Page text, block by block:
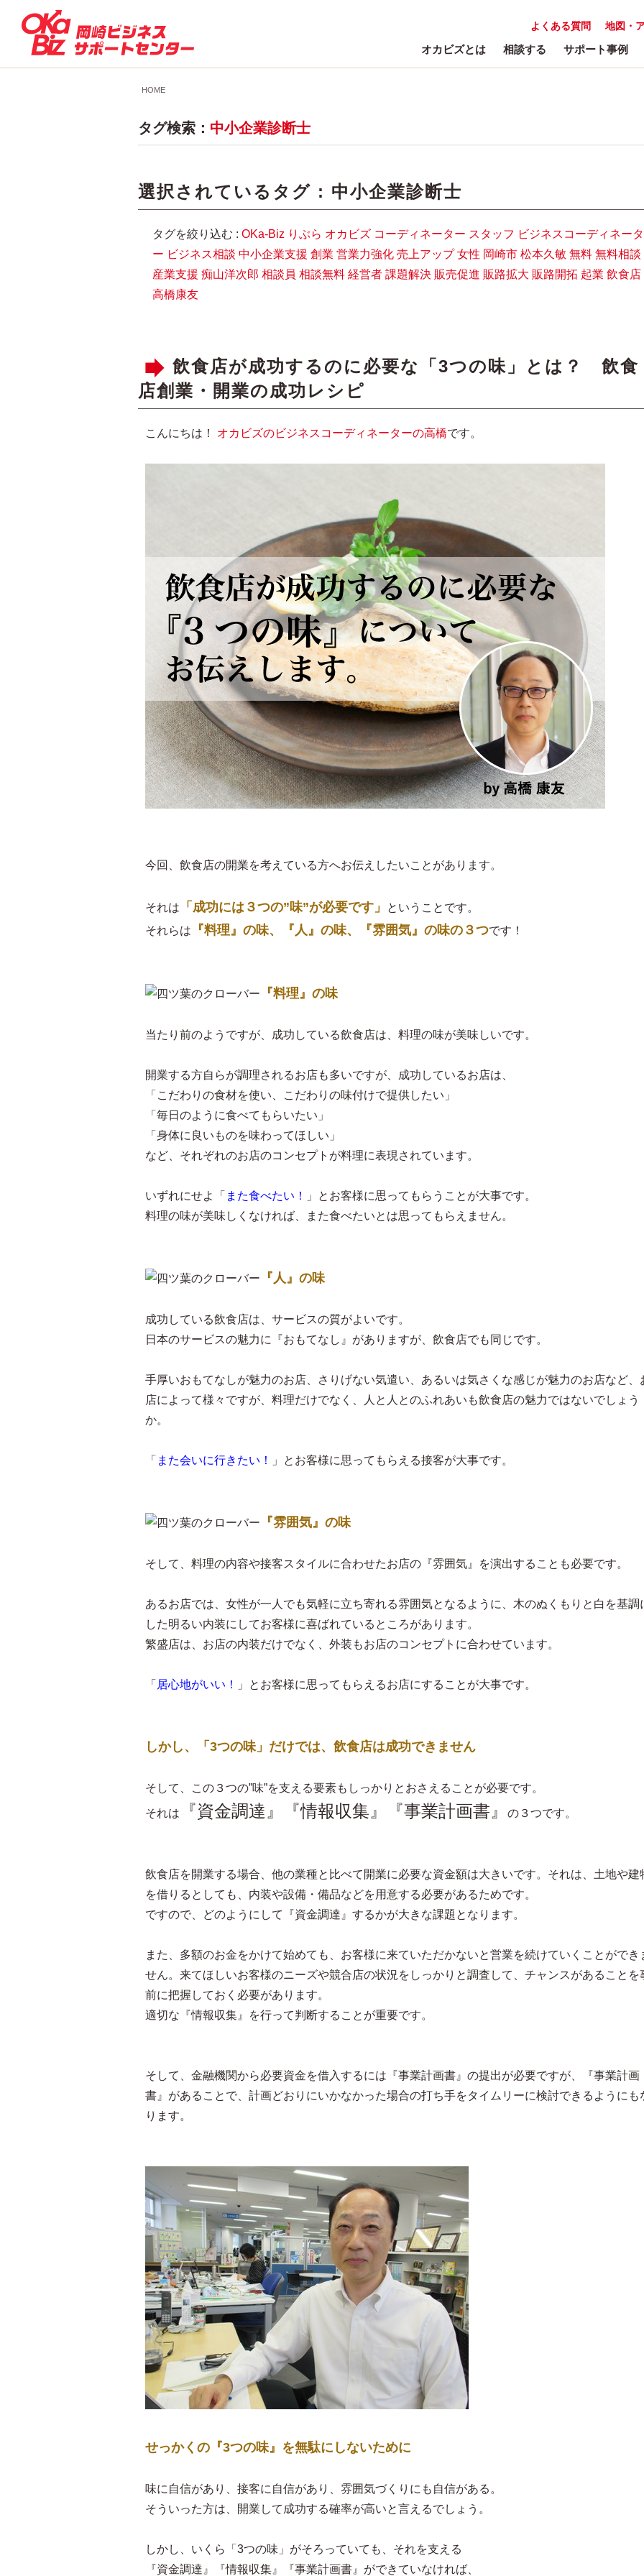
地図・
よくある質問
オカビズとは 相談する サポート事例
HOME
タグ検索： 中小企業診断士
選択されているタグ : 中小企業診断士
タグを絞り込む : OKa-Biz りぶら オカビズ コーディネーター スタッフ ビジネスコーディネータ
ー ビジネス相談 中小企業支援 創業 営業力強化 売上アップ 女性 岡崎市 松本久敏 無料 無料相談
産業支援 痴山洋次郎 相談員 相談無料 経営者 課題解決 販売促進 販路拡大 販路開拓 起業 飲食店
高橋康友
飲食店が成功するのに必要な「3つの味」とは？ 飲食
店創業・開業の成功レシピ
こんにちは！ オカビズのビジネスコーディネーターの高橋です。
今回、飲食店の開業を考えている方へお伝えしたいことがあります。
それは 「成功には３つの”味”が必要です」
ということです。
それらは
『料理』の味、『人』の味、『雰囲気』の味の３つです！
『料理』の味
当たり前のようですが、成功している飲食店は、料理の味が美味しいです。
開業する方自らが調理されるお店も多いですが、成功しているお店は、
「こだわりの食材を使い、こだわりの味付けで提供したい」
「毎日のように食べてもらいたい」
「身体に良いものを味わってほしい」
など、それぞれのお店のコンセプトが料理に表現されています。
いずれにせよ「 また食べたい！
」とお客様に思ってもらうことが大事です。
料理の味が美味しくなければ、また食べたいとは思ってもらえません。
『人』の味
成功している飲食店は、サービスの質がよいです。
日本のサービスの魅力に『おもてなし』がありますが、飲食店でも同じです。
手厚いおもてなしが魅力のお店、さりげない気遣い、あるいは気さくな感じが魅力のお店など、
店によって様々ですが、料理だけでなく、人と人とのふれあいも飲食店の魅力ではないでしょう
か。
「 また会いに行きたい！ 」とお客様に思ってもらえる接客が大事です。
『雰囲気』の味
そして、料理の内容や接客スタイルに合わせたお店の『雰囲気』を演出することも必要です。
あるお店では、女性が一人でも気軽に立ち寄れる雰囲気となるように、木のぬくもりと白を基調
した明るい内装にしてお客様に喜ばれているところがあります。
繁盛店は、お店の内装だけでなく、外装もお店のコンセプトに合わせています。
「 居心地がいい！ 」とお客様に思ってもらえるお店にすることが大事です。
しかし、「3つの味」だけでは、飲食店は成功できません
そして、この３つの”味”を支える要素もしっかりとおさえることが必要です。
それは 『資金調達』『情報収集』『事業計画書』 の３つです。
飲食店を開業する場合、他の業種と比べて開業に必要な資金額は大きいです。それは、土地や建
を借りるとしても、内装や設備・備品などを用意する必要があるためです。
ですので、どのようにして『資金調達』するかが大きな課題となります。
また、多額のお金をかけて始めても、お客様に来ていただかないと営業を続けていくことができ
せん。来てほしいお客様のニーズや競合店の状況をしっかりと調査して、チャンスがあることを
前に把握しておく必要があります。
適切な『情報収集』を行って判断することが重要です。
そして、金融機関から必要資金を借入するには『事業計画書』の提出が必要ですが、『事業計画
書』があることで、計画どおりにいかなかった場合の打ち手をタイムリーに検討できるようにも
ります。
せっかくの『3つの味』を無駄にしないために
味に自信があり、接客に自信があり、雰囲気づくりにも自信がある。
そういった方は、開業して成功する確率が高いと言えるでしょう。
しかし、いくら「3つの味」がそろっていても、それを支える
『資金調達』『情報収集』『事業計画書』ができていなければ、